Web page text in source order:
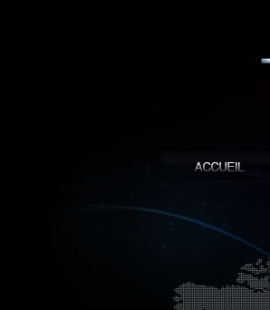
:
Produit
Objet
éclairage
Fabriquant et